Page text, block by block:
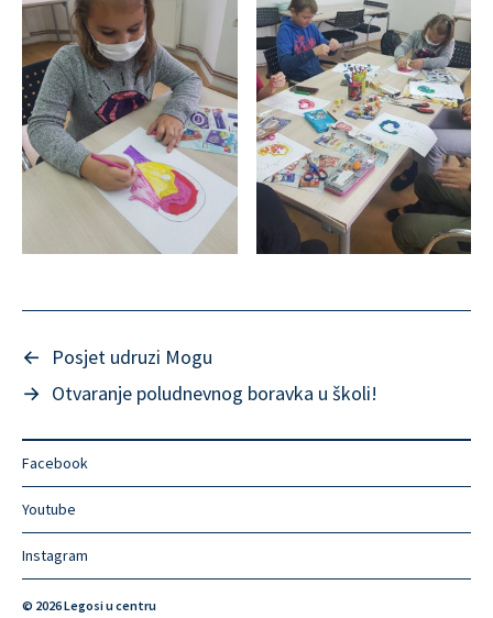
←
Posjet udruzi Mogu
→ Otvaranje poludnevnog boravka u školi!
Facebook
Youtube
Instagram
© 2026Legosi u centru